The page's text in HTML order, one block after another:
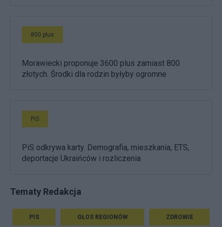
800 plus
Morawiecki proponuje 3600 plus zamiast 800
złotych. Środki dla rodzin byłyby ogromne
PiS
PiS odkrywa karty. Demografia, mieszkania, ETS,
deportacje Ukraińców i rozliczenia
Tematy Redakcja
PIS GŁOS REGIONÓW ZDROWIE